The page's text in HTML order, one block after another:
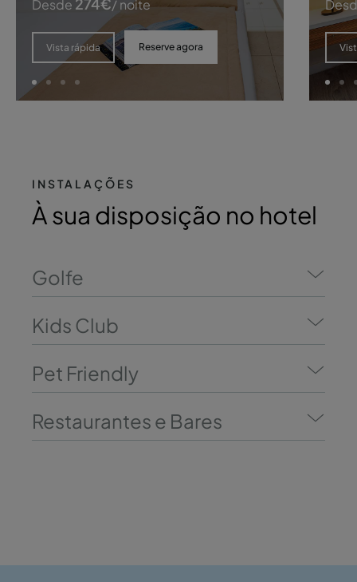
Desde / noite
Vista rápida Reserve agora
INSTALAÇÕES
À sua disposição no hotel
Golfe
Kids Club
Pet Friendly
Restaurantes e Bares